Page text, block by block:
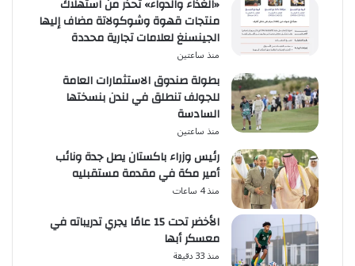
«الغذاء والدواء» تحذر من استهلاك
منتجات قهوة وشوكولاتة مضاف إليها
الجينسنغ لعلامات تجارية محددة
منذ ساعتين
بطولة صندوق الاستثمارات العامة
للجولف تنطلق في لندن بنسختها
السادسة
منذ ساعتين
رئيس وزراء باكستان يصل جدة ونائب
أمير مكة في مقدمة مستقبليه
منذ 4 ساعات
الأخضر تحت 15 عامًا يجري تدريباته في
معسكر أبها
منذ 33 دقيقة